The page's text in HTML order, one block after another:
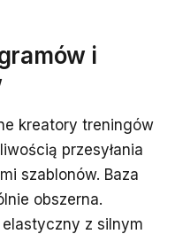
i
kreatory treningów
przesyłania
szablonów. Baza
obszerna.
z silnym